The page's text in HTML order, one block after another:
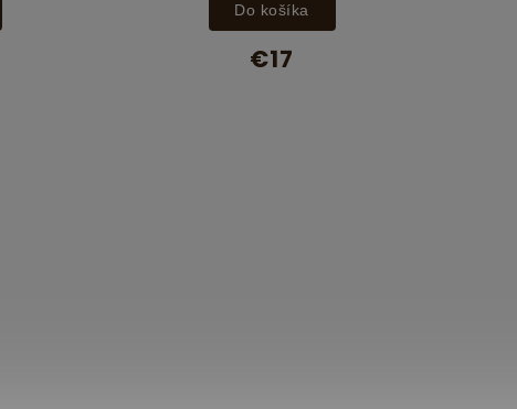
€17
Do košíka